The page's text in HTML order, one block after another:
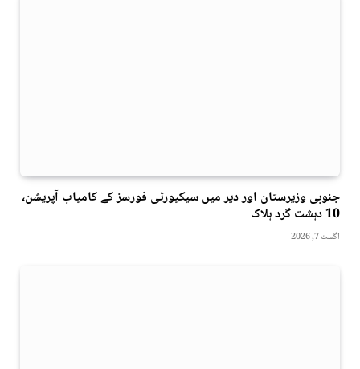
جنوبی وزیرستان اور دیر میں سیکیورٹی فورسز کے کامیاب آپریشن،
10 دہشت گرد ہلاک
اگست 7, 2026